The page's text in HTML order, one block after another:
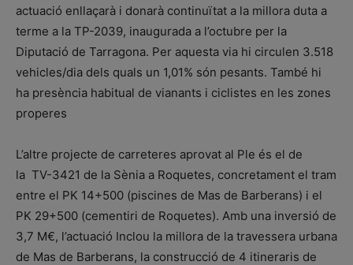
actuació enllaçarà i donarà continuïtat a la millora duta a
terme a la TP-2039, inaugurada a l’octubre per la
Diputació de Tarragona. Per aquesta via hi circulen 3.518
vehicles/dia dels quals un 1,01% són pesants. També hi
ha presència habitual de vianants i ciclistes en les zones
properes
L’altre projecte de carreteres aprovat al Ple és el de
la TV-3421 de la Sènia a Roquetes, concretament el tram
entre el PK 14+500 (piscines de Mas de Barberans) i el
PK 29+500 (cementiri de Roquetes). Amb una inversió de
3,7 M€, l’actuació Inclou la millora de la travessera urbana
de Mas de Barberans, la construcció de 4 itineraris de